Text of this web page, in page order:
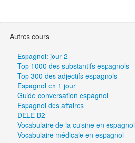
Autres cours
Espagnol: jour 2
Top 1000 des substantifs espagnols
Top 300 des adjectifs espagnols
Espagnol en 1 jour
Guide conversation espagnol
Espagnol des affaires
DELE B2
Vocabulaire de la cuisine en espagnol
Vocabulaire médicale en espagnol